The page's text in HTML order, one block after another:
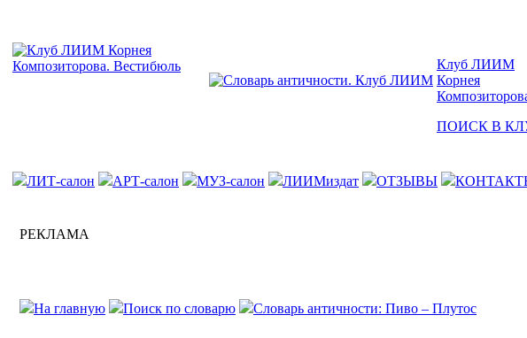
Клуб ЛИИМ
Корнея
ПОИСК В
ЛИТ-салон АРТ-салон МУЗ-салон ЛИИМиздат ОТЗЫВЫ
РЕКЛАМА
На главную Поиск по словарю Словарь античности: Пиво – Плутос